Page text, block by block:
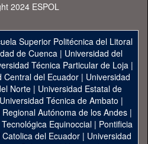
2024 ESPOL
Superior Politécnica del Litoral
de Cuenca| Universidad del
Técnica Particular de Loja|
Central del Ecuador| Universidad
Norte | Universidad Estatal de
Universidad Técnica de Ambato |
Autónoma de los Andes|
Equinoccial| Pontificia
del Ecuador | Universidad